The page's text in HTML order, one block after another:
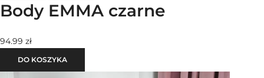
Body EMMA czarne
94.99 zł
DO KOSZYKA